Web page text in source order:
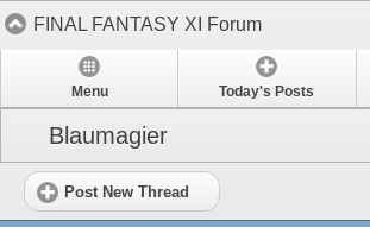
FINAL FANTASY XI Forum
Menu Today's Posts
Blaumagier
Post New Thread